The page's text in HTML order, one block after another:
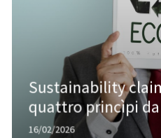
Sustainability
quattro princìpi
evitare il
16/02/2026